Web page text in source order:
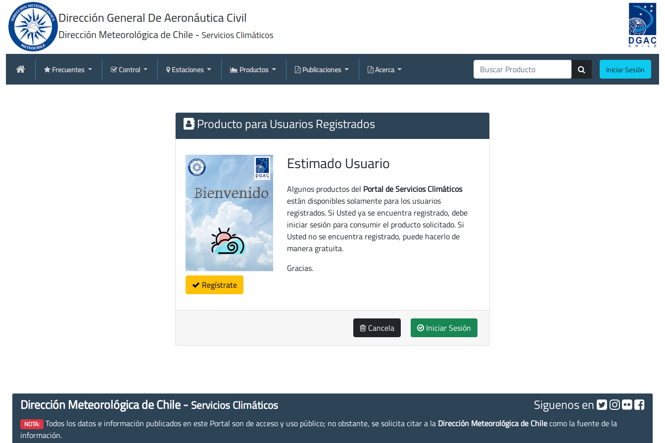
Frecuentes Control Estaciones Productos Publicaciones Acerca Iniciar Sesión
Producto para Usuarios Registrados
Regístrate
Estimado Usuario
Algunos productos del Portal de Servicios Climáticos
están disponibles solamente para los usuarios
registrados. Si Usted ya se encuentra registrado, debe
iniciar sesión para consumir el producto solicitado. Si
Usted no se encuentra registrado, puede hacerlo de
manera gratuita.
Gracias.
Cancela Iniciar Sesión
Dirección Meteorológica de Chile - Servicios Climáticos Siguenos en
NOTA: Todos los datos e información publicados en este Portal son de acceso y uso público; no obstante, se solicita citar a la Dirección Meteorológica de Chilecomo la fuente de la
información.